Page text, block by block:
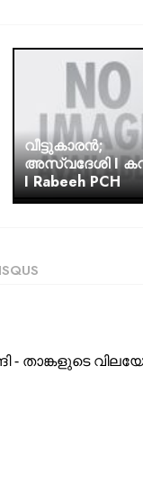
വീട്ടുകാരൻ;
അസ്വദേശി I
I Rabeeh PCH
- താങ്കളുടെ